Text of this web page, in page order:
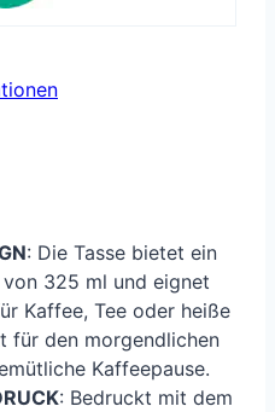
: Die Tasse bietet ein
325 ml und eignet
Kaffee, Tee oder heiße
für den morgendlichen
Kaffeepause.
: Bedruckt mit dem